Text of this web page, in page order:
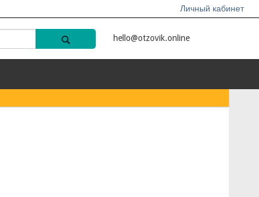
Личный кабинет
hello@otzovik.online